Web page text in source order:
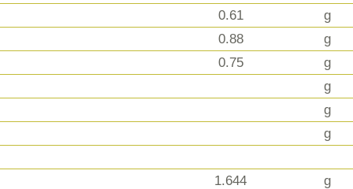
0.61
g
0.88
g
0.75
g
g
g
g
1.644
g